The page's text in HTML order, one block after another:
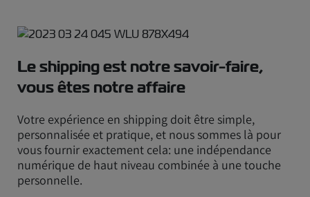
Le shipping est notre savoir-faire,
vous êtes notre affaire
Votre expérience en shipping doit être simple,
personnalisée et pratique, et nous sommes là pour
vous fournir exactement cela: une indépendance
numérique de haut niveau combinée à une touche
personnelle.